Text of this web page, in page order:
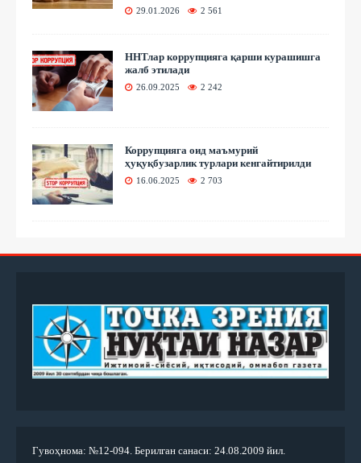
29.01.2026 2 561
ННТлар коррупцияга қарши курашишга
жалб этилади
26.09.2025 2 242
Коррупцияга оид маъмурий
ҳуқуқбузарлик турлари кенгайтирилди
16.06.2025 2 703
Гувоҳнома: №12-094. Берилган санаси: 24.08.2009 йил.